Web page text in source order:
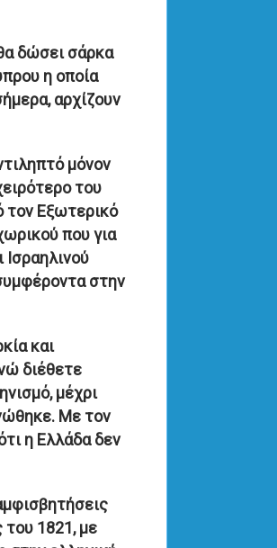
δώσει σάρκα
η οποία
αρχίζουν
μόνον
του
τον Εξωτερικό
που για
στην
και
διέθετε
μέχρι
Με τον
η Ελλάδα δεν
του 1821, με